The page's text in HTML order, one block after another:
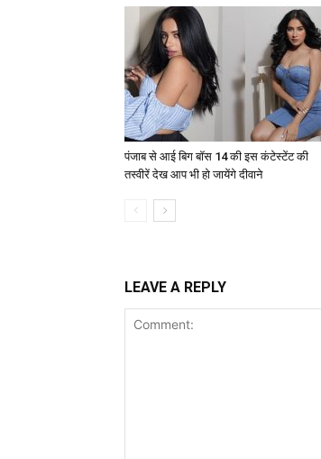
पंजाब से आई बिग बॉस 14 की इस कंटेस्टेंट की
तस्वीरें देख आप भी हो जायेंगे दीवाने
LEAVE A REPLY